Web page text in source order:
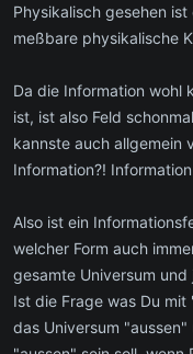
Physikalisch gesehen ist
meßbare physikalische
Da die Information wohl
ist, ist also Feld
kannste auch allgemein
Information?!
Also ist ein
welcher Form auch
gesamte Universum
Ist die Frage was Du mit
das Universum